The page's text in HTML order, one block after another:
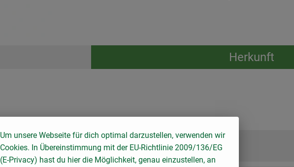
Rezepte
Herkunft
Um unsere Webseite für dich optimal darzustellen, verwenden wir
Cookies. In Übereinstimmung mit der EU-Richtlinie 2009/136/EG
(E-Privacy) hast du hier die Möglichkeit, genau einzustellen, an